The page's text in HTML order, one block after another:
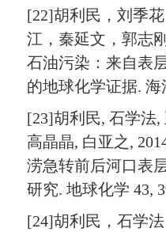
[22]胡利民，刘季
江，秦延文，郭志
石油污染：来自表
的地球化学证据. 海
[23]胡利民, 石学法,
高晶晶, 白亚之,
涝急转前后河口表
研究. 地球化学 43,
[24]胡利民，石学